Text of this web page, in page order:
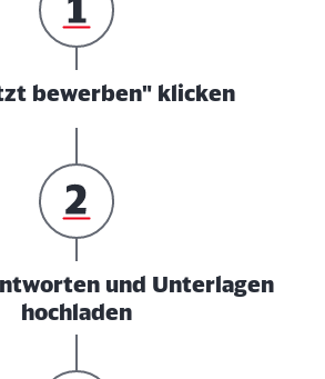
bewerben" klicken
und Unterlagen
hochladen